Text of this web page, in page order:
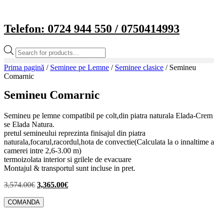
conținut
Telefon: 0724 944 550 / 0750414993
Products
search
Prima pagină / Seminee pe Lemne / Seminee clasice / Semineu
Comarnic
Semineu Comarnic
Semineu pe lemne compatibil pe colt,din piatra naturala Elada-Crem
se Elada Natura.
pretul semineului reprezinta finisajul din piatra
naturala,focarul,racordul,hota de convectie(Calculata la o innaltime a
camerei intre 2,6-3.00 m)
termoizolata interior si grilele de evacuare
Montajul & transportul sunt incluse in pret.
3,574.00€ Prețul
a
3,365.00€Prețul
COMANDA